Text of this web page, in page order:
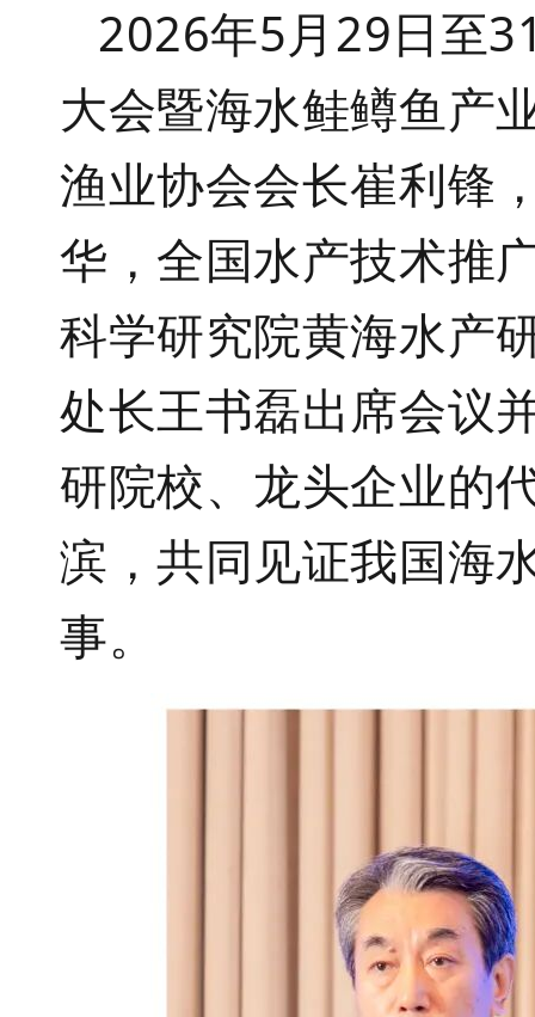
2026年5月 29日至
大会暨海水鲑鳟鱼产
渔业协会会长崔利锋
华，全国水产技术推
科学研究院黄海水产
处长王书磊出席会议
研院校、龙头企业的
滨，共同见证我国海
事。